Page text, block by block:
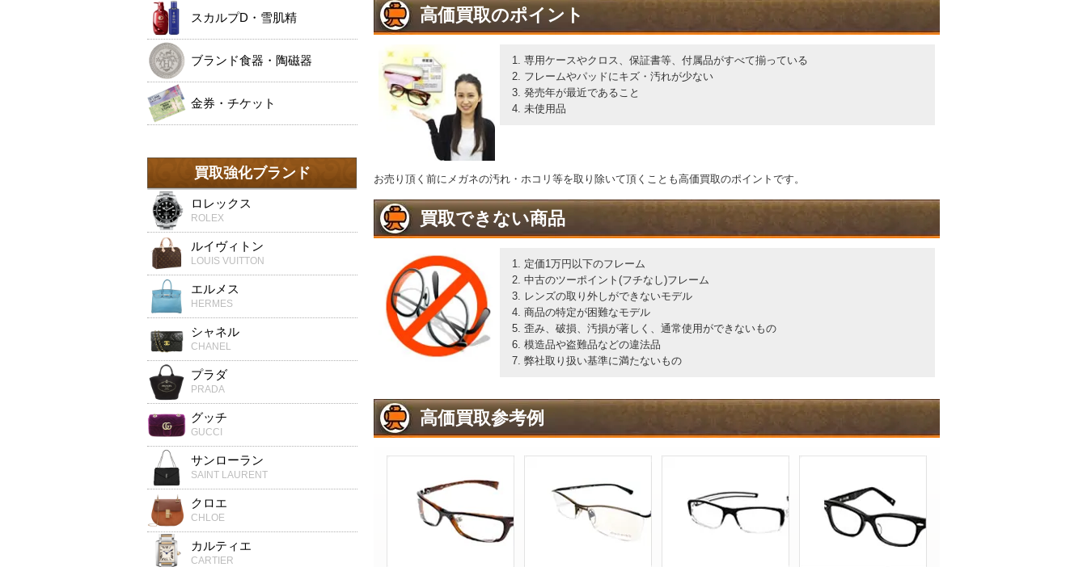
高価買取のポイント
専用ケースやクロス、保証書等、付属品がすべて揃っている
フレームやパッドにキズ・汚れが少ない
発売年が最近であること
未使用品
お売り頂く前にメガネの汚れ・ホコリ等を取り除いて頂くことも高価買取のポイントです。
買取できない商品
定価1万円以下のフレーム
中古のツーポイント(フチなし)フレーム
レンズの取り外しができないモデル
商品の特定が困難なモデル
歪み、破損、汚損が著しく、通常使用ができないもの
模造品や盗難品などの違法品
弊社取り扱い基準に満たないもの
高価買取参考例
スカルプD・雪肌精
ブランド食器・陶磁器
金券・チケット
買取強化ブランド
ロレックス
ROLEX
ルイヴィトン
LOUIS VUITTON
エルメス
HERMES
シャネル
CHANEL
プラダ
PRADA
グッチ
GUCCI
サンローラン
SAINT LAURENT
クロエ
CHLOE
カルティエ
CARTIER